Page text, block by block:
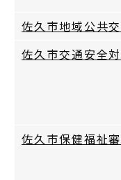
佐久市地域公共
佐久市交通安全
佐久市保健福祉